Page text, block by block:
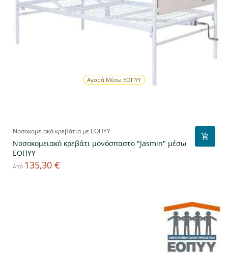
Αγορά Μέσω ΕΟΠΥΥ
Νοσοκομειακά κρεβάτια με ΕΟΠΥΥ
Νοσοκομειακό κρεβάτι μονόσπαστο "Jasmin" μέσω
ΕΟΠΥΥ
Από Τιμή
135,30 €